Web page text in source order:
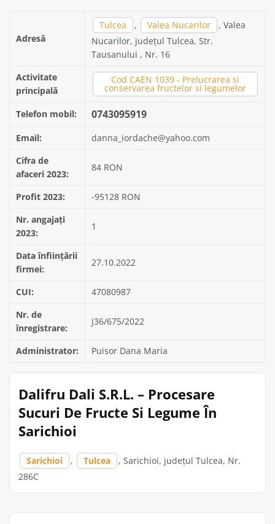
Adresă
Tulcea , Valea Nucarilor
, Valea
Nucarilor, județul Tulcea, Str.
Tausanului , Nr. 16
Activitate
principală
Cod CAEN 1039 - Prelucrarea si
conservarea fructelor si legumelor
Telefon mobil: 0743095919
Email:
danna_iordache@yahoo.com
Cifra de
afaceri 2023:
84 RON
Profit 2023:
-95128 RON
Nr. angajați
2023:
1
Data înființării
firmei:
27.10.2022
CUI:
47080987
Nr. de
înregistrare:
J36/675/2022
Administrator: Puisor Dana Maria
Dalifru Dali S.R.L. – Procesare
Sucuri De Fructe Si Legume În
Sarichioi
Sarichioi , Tulcea
, Sarichioi, județul Tulcea, Nr.
286C